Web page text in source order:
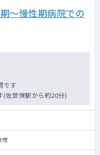
～慢性期病院での
です
(佐世保駅から約20分)
市